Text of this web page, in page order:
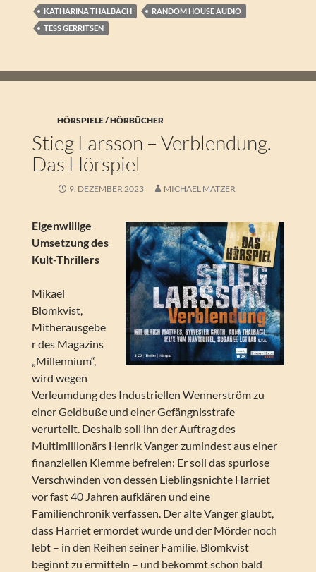
KATHARINA THALBACH
RANDOM HOUSE AUDIO
TESS GERRITSEN
HÖRSPIELE / HÖRBÜCHER
Stieg Larsson – Verblendung.
Das Hörspiel
9. DEZEMBER 2023 MICHAEL MATZER
Eigenwillige
Umsetzung des
Kult-Thrillers
Mikael
Blomkvist,
Mitherausgebe
r des Magazins
„Millennium“,
wird wegen
Verleumdung des Industriellen Wennerström zu
einer Geldbuße und einer Gefängnisstrafe
verurteilt. Deshalb soll ihn der Auftrag des
Multimillionärs Henrik Vanger zumindest aus einer
finanziellen Klemme befreien: Er soll das spurlose
Verschwinden von dessen Lieblingsnichte Harriet
vor fast 40 Jahren aufklären und eine
Familienchronik verfassen. Der alte Vanger glaubt,
dass Harriet ermordet wurde und der Mörder noch
lebt – in den Reihen seiner Familie. Blomkvist
beginnt zu ermitteln – und bekommt schon bald